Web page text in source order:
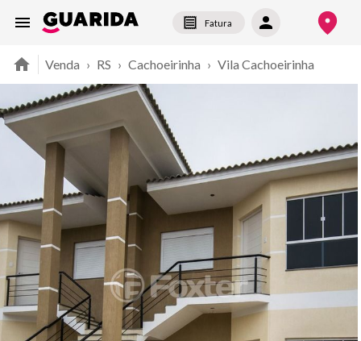
Fatura
Venda › RS › Cachoeirinha › Vila Cachoeirinha